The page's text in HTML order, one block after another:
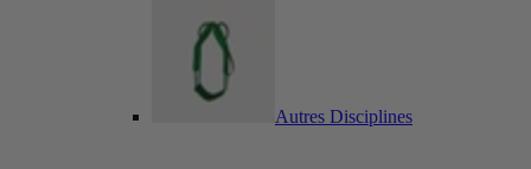
Autres Disciplines